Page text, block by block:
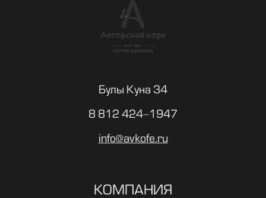
Булы Куна 34
8 812 424-1947
info@avkofe.ru
КОМПАНИЯ